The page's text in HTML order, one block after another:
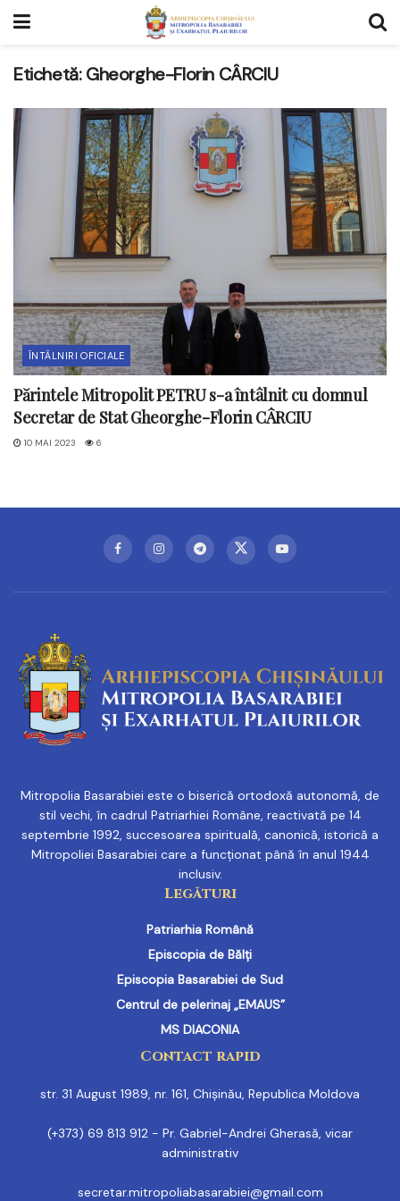
Etichetă:Gheorghe-Florin CÂRCIU
ÎNTÂLNIRI OFICIALE
Părintele Mitropolit PETRU s-a întâlnit cu domnul
Secretar de Stat Gheorghe-Florin CÂRCIU
10 MAI 2023 6
Mitropolia Basarabiei este o biserică ortodoxă autonomă, de
stil vechi, în cadrul Patriarhiei Române, reactivată pe 14
septembrie 1992, succesoarea spirituală, canonică, istorică a
Mitropoliei Basarabiei care a funcționat până în anul 1944
inclusiv.
Legături
Patriarhia Română
Episcopia de Bălți
Episcopia Basarabiei de Sud
Centrul de pelerinaj „EMAUS”
MS DIACONIA
Contact rapid
str. 31 August 1989, nr. 161, Chișinău, Republica Moldova
(+373) 69 813 912 - Pr. Gabriel-Andrei Gherasă, vicar
administrativ
secretar.mitropoliabasarabiei@gmail.com